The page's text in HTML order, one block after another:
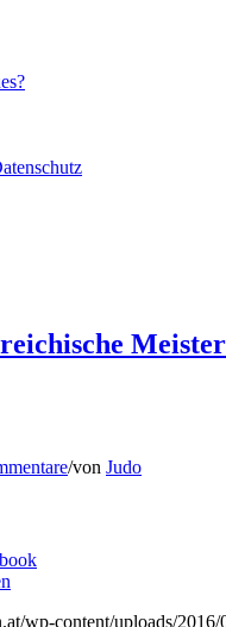
/von Judo
wp-content/uploads/